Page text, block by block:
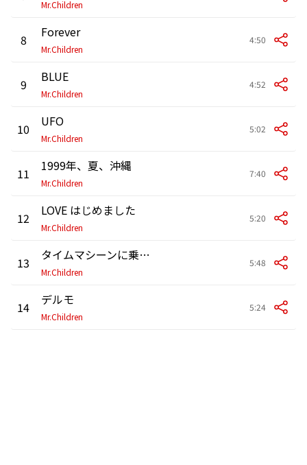
Mr.Children
8 Forever
Mr.Children
4:50
9 BLUE
Mr.Children
4:52
10 UFO
Mr.Children
5:02
11 1999年、夏、沖縄
Mr.Children
7:40
12 LOVE はじめました
Mr.Children
5:20
13 タイムマシーンに乗って
Mr.Children
5:48
14 デルモ
Mr.Children
5:24